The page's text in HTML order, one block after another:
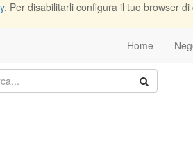
. Per disabilitarli configura il tuo browser
Home